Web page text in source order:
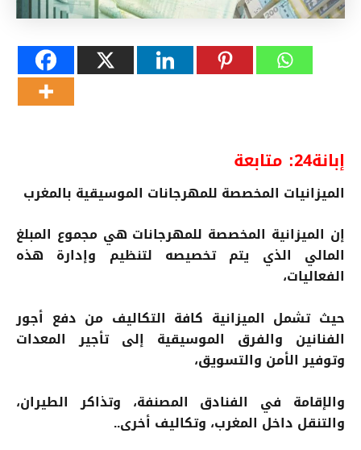
إبانة24: متابعة
الميزانيات المخصصة للمهرجانات الموسيقية بالمغرب
إن الميزانية المخصصة للمهرجانات هي مجموع المبلغ
المالي الذي يتم تخصيصه لتنظيم وإدارة هذه
الفعاليات،
حيث تشمل الميزانية كافة التكاليف من دفع أجور
الفنانين والفرق الموسيقية إلى تأجير المعدات
وتوفير الأمن والتسويق،
والإقامة في الفنادق المصنفة، وتذاكر الطيران،
والتنقل داخل المغرب، وتكاليف أخرى..